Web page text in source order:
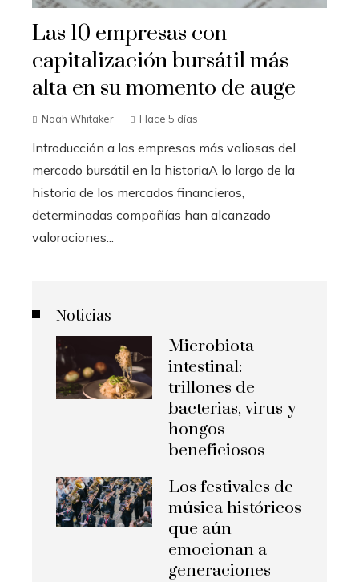
Las 10 empresas con
capitalización bursátil más
alta en su momento de auge
Noah Whitaker Hace 5 días
Introducción a las empresas más valiosas del
mercado bursátil en la historiaA lo largo de la
historia de los mercados financieros,
determinadas compañías han alcanzado
valoraciones...
Noticias
Microbiota
intestinal:
trillones de
bacterias, virus y
hongos
beneficiosos
Los festivales de
música históricos
que aún
emocionan a
generaciones